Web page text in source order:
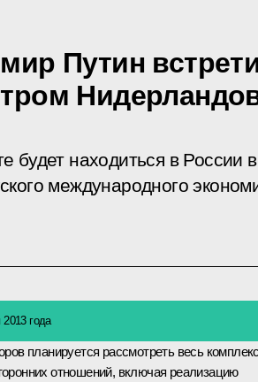
Путин
будет находиться в России в
международного
года
планируется рассмотреть весь
отношений, включая реализацию